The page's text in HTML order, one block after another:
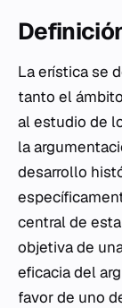
La erística se
tanto el
al estudio de
la
desarrollo
central de
objetiva de
eficacia del
favor de uno